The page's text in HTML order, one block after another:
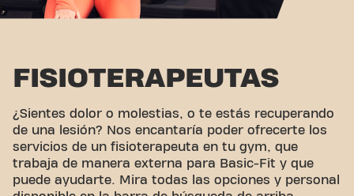
FISIOTERAPEUTAS
¿Sientes dolor o molestias, o te estás recuperando
de una lesión? Nos encantaría poder ofrecerte los
servicios de un fisioterapeuta en tu gym, que
trabaja de manera externa para Basic-Fit y que
puede ayudarte. Mira todas las opciones y personal